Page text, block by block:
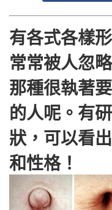
有各式各樣
常常被人忽
那種很執著
的人呢。有
狀，可以看
和性格！